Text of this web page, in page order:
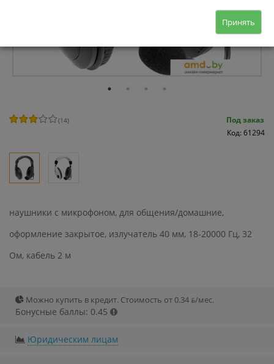
(14)
Под заказ
Код: 61294
наушники с микрофоном, для общения/домашние,
оформление закрытое, излучатель 40 мм, 18-20000 Гц, 32
Ом, кабель 2 м
Можно купить в кредит. Стоимость от 0.34 ƃ/мec.
Бонусные баллы: 0.45
Юридическим лицам
Принять